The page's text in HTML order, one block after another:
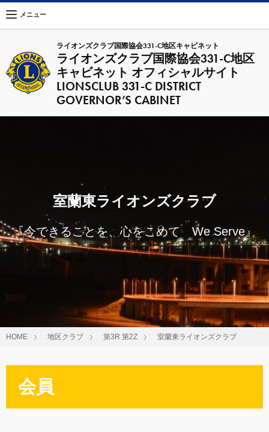
ライオンズクラブ国際協会331-C地区キャビネット
ライオンズクラブ国際協会331-C地区
キャビネット オフィシャルサイト
LIONSCLUB 331-C DISTRICT
GOVERNOR’S CABINET
メニュー
室蘭東ライオンズクラブ
『今できることを、心をこめて We Serve』
HOME 地区クラブ 第3R 第2Z 室蘭東ライオンズクラブ
会員